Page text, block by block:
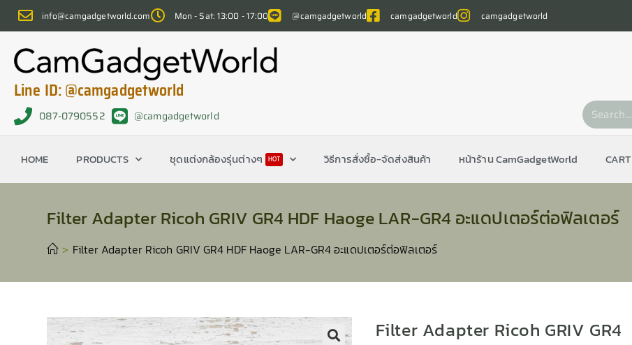
info@camgadgetworld.com Mon - Sat: 13:00 - 17:00 @camgadgetworld camgadgetworld camgadgetworld
Line ID: @camgadgetworld
087-0790552 @camgadgetworld
HOME PRODUCTS ชุดแต่งกล้องรุ่นต่างๆ HOT วิธีการสั่งซื้อ-จัดส่งสินค้า หน้าร้าน CamGadgetWorld CART
Filter Adapter Ricoh GRIV GR4 HDF Haoge LAR-GR4 อะแดปเตอร์ต่อฟิลเตอร์
> Filter Adapter Ricoh GRIV GR4 HDF Haoge LAR-GR4 อะแดปเตอร์ต่อฟิลเตอร์
Filter Adapter Ricoh GRIV GR4